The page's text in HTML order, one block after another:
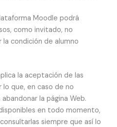
Moodle podrá
como invitado, no
condición de alumno
la aceptación de las
que, en caso de no
la página Web.
en todo momento,
siempre que así lo